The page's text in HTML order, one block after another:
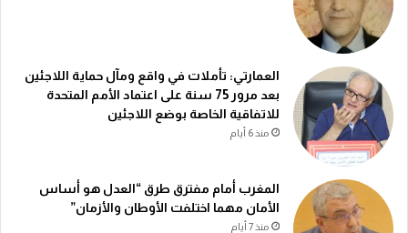
العمارتي: تأملات في واقع ومآل حماية اللاجئين
بعد مرور 75 سنة على اعتماد الأمم المتحدة
للاتفاقية الخاصة بوضع اللاجئين
منذ 6 أيام
المغرب أمام مفترق طرق “العدل هو أساس
الأمان مهما اختلفت الأوطان والأزمان”
منذ 7 أيام